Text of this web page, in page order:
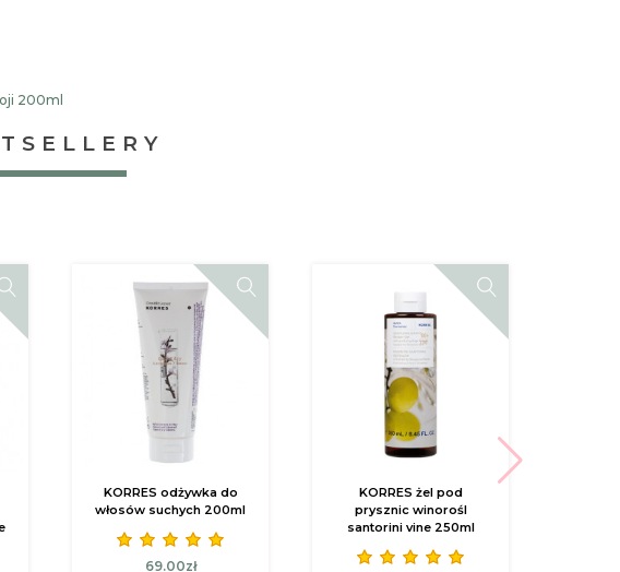
200ml
KORRES odżywka do
włosów suchych 200ml
69.00zł
KORRES żel pod
prysznic winorośl
santorini vine 250ml